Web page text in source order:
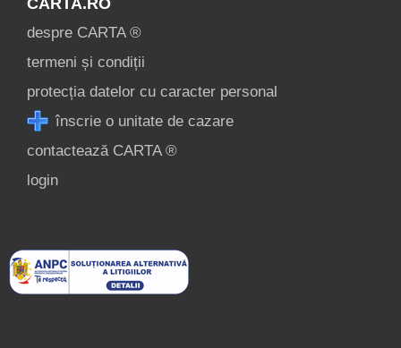
CARTA.RO
despre CARTA ®
termeni și condiții
protecția datelor cu caracter personal
înscrie o unitate de cazare
contactează CARTA ®
login